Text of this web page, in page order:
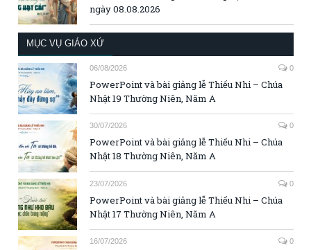
ngày 08.08.2026
MỤC VỤ GIÁO XỨ
06/08/2026 0
PowerPoint và bài giảng lễ Thiếu Nhi – Chúa
Nhật 19 Thường Niên, Năm A
30/07/2026 0
PowerPoint và bài giảng lễ Thiếu Nhi – Chúa
Nhật 18 Thường Niên, Năm A
23/07/2026 0
PowerPoint và bài giảng lễ Thiếu Nhi – Chúa
Nhật 17 Thường Niên, Năm A
16/07/2026 0